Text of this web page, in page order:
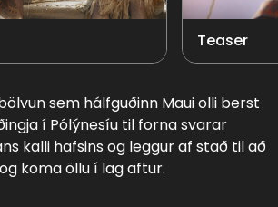
Teaser
sem hálfguðinn Maui olli berst
í Pólýnesíu til forna svarar
kalli hafsins og leggur af stað til að
koma öllu í lag aftur.